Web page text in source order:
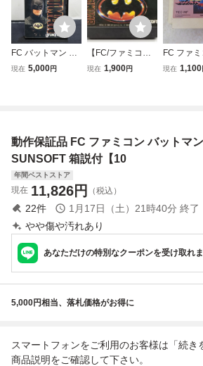
FC バットマン BA
TMAN ファミコン
現在 5,000円
【FC/ファミコ
ン】BATMAN/バッ
現在 1,900円
FC ファ
惑星戦記
現在 1,100
動作保証品 FC ファミコン バットマ
SUNSOFT 箱説付【10
年間ベストストア
現在 11,826円 （税込）
22件 1月17日（土）21時40分 終了
やや傷や汚れあり
あなただけの特別なクーポンを受け取れ
5,000円相当、落札価格がお得に
スマートフォンをご利用のお客様は「続き
商品説明をご確認して下さい。